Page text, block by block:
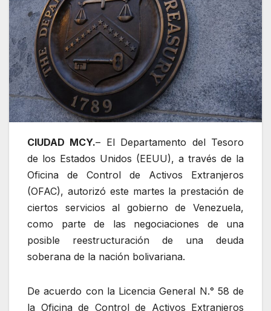
CIUDAD MCY.– El Departamento del Tesoro
de los Estados Unidos (EEUU), a través de la
Oficina de Control de Activos Extranjeros
(OFAC), autorizó este martes la prestación de
ciertos servicios al gobierno de Venezuela,
como parte de las negociaciones de una
posible reestructuración de una deuda
soberana de la nación bolivariana.
De acuerdo con la Licencia General N.° 58 de
la Oficina de Control de Activos Extranjeros